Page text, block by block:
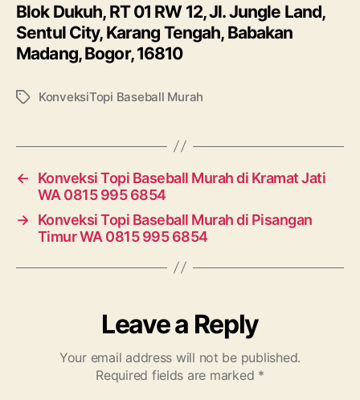
Blok Dukuh, RT 01 RW 12, Jl. Jungle Land,
Sentul City, Karang Tengah, Babakan
Madang, Bogor, 16810
TagsKonveksiTopi Baseball Murah
←
Konveksi Topi Baseball Murah di Kramat Jati
WA 0815 995 6854
→ Konveksi Topi Baseball Murah di Pisangan
Timur WA 0815 995 6854
Leave a Reply
Your email address will not be published.
Required fields are marked *